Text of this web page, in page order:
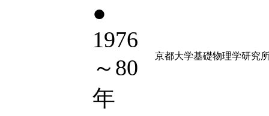
●
1976
～80
年
京都大学基礎物理学研究